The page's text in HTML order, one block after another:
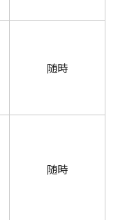
随時
随時